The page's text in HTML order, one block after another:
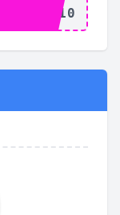
...A10